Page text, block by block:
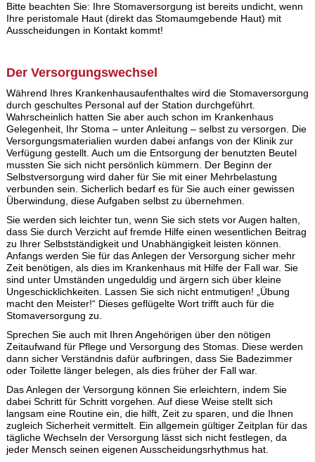
Bitte beachten Sie: Ihre Stomaversorgung ist bereits undicht, wenn
Ihre peristomale Haut (direkt das Stomaumgebende Haut) mit
Ausscheidungen in Kontakt kommt!
Der Versorgungswechsel
Während Ihres Krankenhausaufenthaltes wird die Stomaversorgung
durch geschultes Personal auf der Station durchgeführt.
Wahrscheinlich hatten Sie aber auch schon im Krankenhaus
Gelegenheit, Ihr Stoma – unter Anleitung – selbst zu versorgen. Die
Versorgungsmaterialien wurden dabei anfangs von der Klinik zur
Verfügung gestellt. Auch um die Entsorgung der benutzten Beutel
mussten Sie sich nicht persönlich kümmern. Der Beginn der
Selbstversorgung wird daher für Sie mit einer Mehrbelastung
verbunden sein. Sicherlich bedarf es für Sie auch einer gewissen
Überwindung, diese Aufgaben selbst zu übernehmen.
Sie werden sich leichter tun, wenn Sie sich stets vor Augen halten,
dass Sie durch Verzicht auf fremde Hilfe einen wesentlichen Beitrag
zu Ihrer Selbstständigkeit und Unabhängigkeit leisten können.
Anfangs werden Sie für das Anlegen der Versorgung sicher mehr
Zeit benötigen, als dies im Krankenhaus mit Hilfe der Fall war. Sie
sind unter Umständen ungeduldig und ärgern sich über kleine
Ungeschicklichkeiten. Lassen Sie sich nicht entmutigen! „Übung
macht den Meister!“ Dieses geflügelte Wort trifft auch für die
Stomaversorgung zu.
Sprechen Sie auch mit Ihren Angehörigen über den nötigen
Zeitaufwand für Pflege und Versorgung des Stomas. Diese werden
dann sicher Verständnis dafür aufbringen, dass Sie Badezimmer
oder Toilette länger belegen, als dies früher der Fall war.
Das Anlegen der Versorgung können Sie erleichtern, indem Sie
dabei Schritt für Schritt vorgehen. Auf diese Weise stellt sich
langsam eine Routine ein, die hilft, Zeit zu sparen, und die Ihnen
zugleich Sicherheit vermittelt. Ein allgemein gültiger Zeitplan für das
tägliche Wechseln der Versorgung lässt sich nicht festlegen, da
jeder Mensch seinen eigenen Ausscheidungsrhythmus hat.